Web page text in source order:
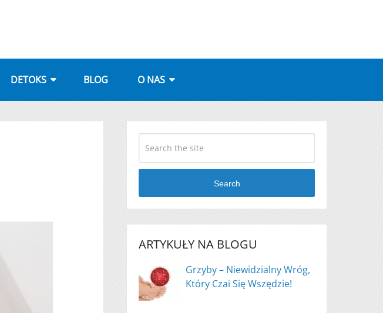
DETOKS BLOG O NAS
Search
ARTYKUŁY NA BLOGU
Grzyby – Niewidzialny Wróg,
Który Czai Się Wszędzie!